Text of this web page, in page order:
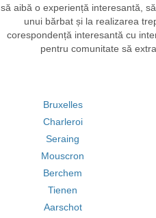
să aibă o experiență interesantă,
unui bărbat și la realizarea
corespondență interesantă cu
pentru comunitate să
Bruxelles
Charleroi
Seraing
Mouscron
Berchem
Tienen
Aarschot